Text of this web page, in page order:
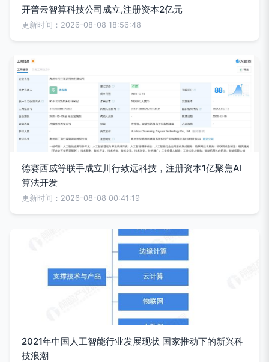
开普云智算科技公司成立,注册资本2亿元
更新时间：2026-08-08 18:56:48
德赛西威等联手成立川行致远科技，注册资本1亿聚焦AI
算法开发
更新时间：2026-08-08 00:41:19
2021年中国人工智能行业发展现状 国家推动下的新兴科
技浪潮